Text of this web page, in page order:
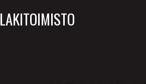
LAKITOIMISTO